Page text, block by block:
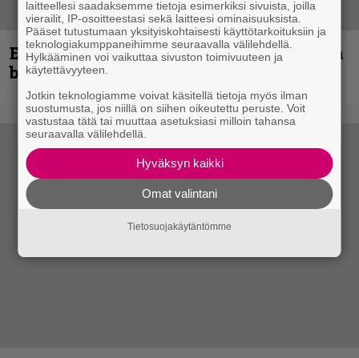
Espoon syyskuu käynnistyy kotimaisen
black metalin merkeissä
laitteellesi saadaksemme tietoja esimerkiksi sivuista, joilla
vierailit, IP-osoitteestasi sekä laitteesi ominaisuuksista.
Pääset tutustumaan yksityiskohtaisesti käyttötarkoituksiin ja
teknologiakumppaneihimme seuraavalla välilehdellä.
Hylkääminen voi vaikuttaa sivuston toimivuuteen ja
käytettävyyteen.
Jotkin teknologiamme voivat käsitellä tietoja myös ilman
suostumusta, jos niillä on siihen oikeutettu peruste. Voit
vastustaa tätä tai muuttaa asetuksiasi milloin tahansa
seuraavalla välilehdellä.
Hyväksyn kaikki
Omat valintani
Tietosuojakäytäntömme